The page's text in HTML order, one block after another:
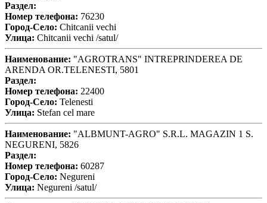
Раздел:
Номер телефона: 76230
Город-Село: Chitcanii vechi
Улица: Chitcanii vechi /satul/
Наименование: "AGROTRANS" INTREPRINDEREA DE
ARENDA OR.TELENESTI, 5801
Раздел:
Номер телефона: 22400
Город-Село: Telenesti
Улица: Stefan cel mare
Наименование: "ALBMUNT-AGRO" S.R.L. MAGAZIN 1 S.
NEGURENI, 5826
Раздел:
Номер телефона: 60287
Город-Село: Negureni
Улица: Negureni /satul/